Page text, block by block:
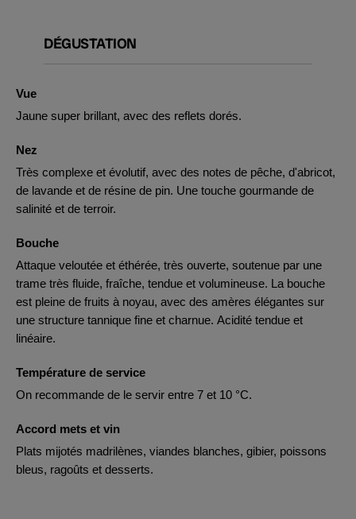
DÉGUSTATION
Vue
Jaune super brillant, avec des reflets dorés.
Nez
Très complexe et évolutif, avec des notes de pêche, d'abricot,
de lavande et de résine de pin. Une touche gourmande de
salinité et de terroir.
Bouche
Attaque veloutée et éthérée, très ouverte, soutenue par une
trame très fluide, fraîche, tendue et volumineuse. La bouche
est pleine de fruits à noyau, avec des amères élégantes sur
une structure tannique fine et charnue. Acidité tendue et
linéaire.
Température de service
On recommande de le servir entre 7 et 10 °C.
Accord mets et vin
Plats mijotés madrilènes, viandes blanches, gibier, poissons
bleus, ragoûts et desserts.